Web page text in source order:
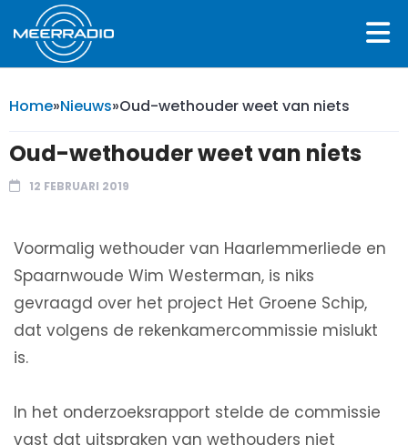
Home»Nieuws»Oud-wethouder weet van niets
Oud-wethouder weet van niets
12 FEBRUARI 2019
Voormalig wethouder van Haarlemmerliede en
Spaarnwoude Wim Westerman, is niks
gevraagd over het project Het Groene Schip,
dat volgens de rekenkamercommissie mislukt
is.
In het onderzoeksrapport stelde de commissie
vast dat uitspraken van wethouders niet